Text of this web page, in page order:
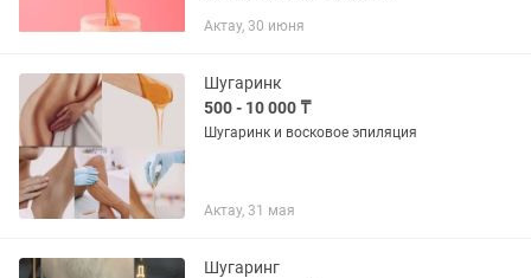
работы 13 лет.
Актау, 30 июня
Шугаринк
500 - 10 000 ₸
Шугаринк и восковое эпиляция
Актау, 31 мая
Шугаринг